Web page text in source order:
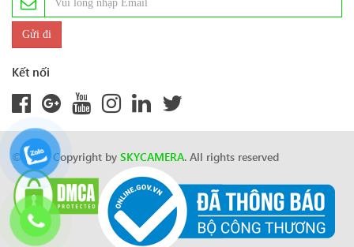
Kết nối
© 2024 Copyright by SKYCAMERA. All rights reserved